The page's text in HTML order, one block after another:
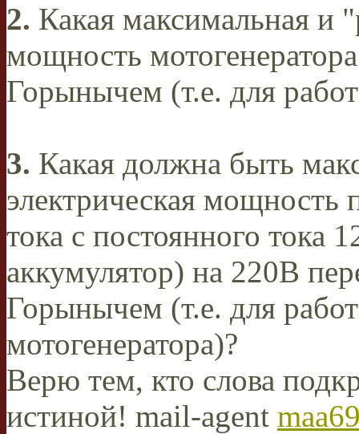
2. Какая максимальная и
мощность
Горынычем (т.е. для
3. Какая должна быть
электрическая мощность
тока с постоянного тока
аккумулятор) на 220В
Горынычем (т.е. для
мотогенератора)?
Верю тем, кто слова
истиной! mail-agent